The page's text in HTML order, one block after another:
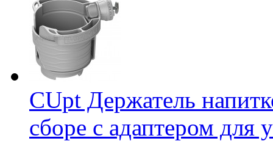
CUpt Держатель
сборе с адаптером для